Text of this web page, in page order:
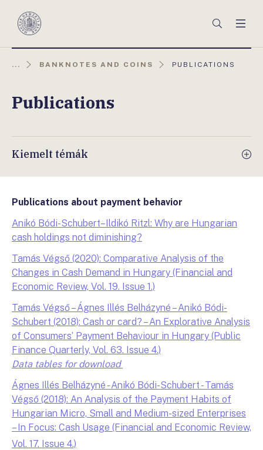
Magyar
Keresés
... BANKNOTES AND COINS
AKTUÁLIS
PUBLICATIONS
Publications
Kiemelt témák
Publications about payment behavior
Anikó Bódi-Schubert–Ildikó Ritzl: Why are Hungarian
cash holdings not diminishing?
Tamás Végső (2020): Comparative Analysis of the
Changes in Cash Demand in Hungary (Financial and
Economic Review, Vol. 19. Issue 1.)
Tamás Végső – Ágnes Illés Belházyné – Anikó Bódi-
Schubert (2018): Cash or card? – An Explorative Analysis
of Consumers’ Payment Behaviour in Hungary (Public
Finance Quarterly, Vol. 63. Issue 4.)
Data tables for download
Ágnes Illés Belházyné - Anikó Bódi-Schubert - Tamás
Végső (2018): An Analysis of the Payment Habits of
Hungarian Micro, Small and Medium-sized Enterprises
– In Focus: Cash Usage (Financial and Economic Review,
Vol. 17. Issue 4.)